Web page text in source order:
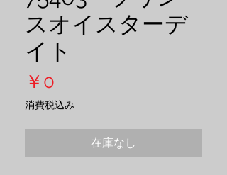
スオイスターデ
イト
￥0
格
消費税込み
在庫なし